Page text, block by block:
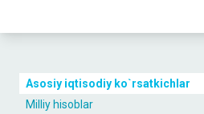
Asosiy iqtisodiy ko`rsatkichlar
Milliy hisoblar